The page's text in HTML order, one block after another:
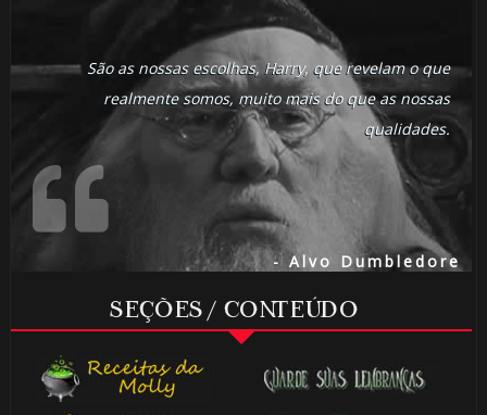
São as nossas escolhas, Harry, que revelam o que
realmente somos, muito mais do que as nossas
qualidades.
- Alvo Dumbledore
SEÇÕES / CONTEÚDO
🎂
1️⃣ 8️⃣